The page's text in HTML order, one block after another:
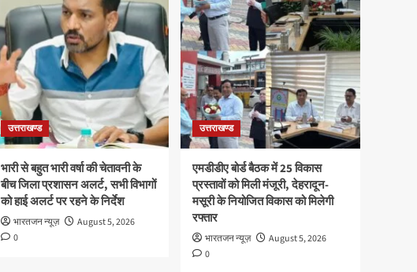
उत्तराखण्ड
भारी से बहुत भारी वर्षा की चेतावनी के
बीच जिला प्रशासन अलर्ट, सभी विभागों
को हाई अलर्ट पर रहने के निर्देश
भारतजन न्यूज़
August 5, 2026
0
उत्तराखण्ड
एमडीडीए बोर्ड बैठक में 25 विकास
प्रस्तावों को मिली मंजूरी, देहरादून-
मसूरी के नियोजित विकास को मिलेगी
रफ्तार
भारतजन न्यूज़
August 5, 2026
0